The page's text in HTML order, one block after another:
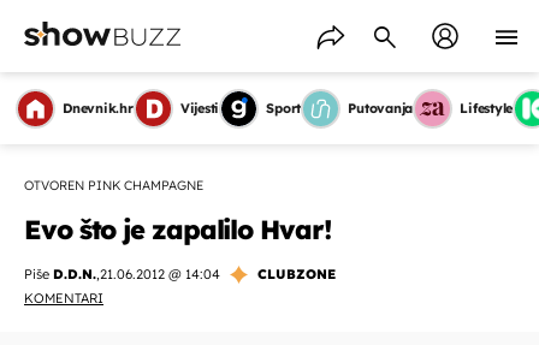
Dnevnik.hr Vijesti Sport Putovanja Lifestyle
OTVOREN PINK CHAMPAGNE
Evo što je zapalilo Hvar!
Piše D.D.N.,21.06.2012 @ 14:04
CLUBZONE
KOMENTARI